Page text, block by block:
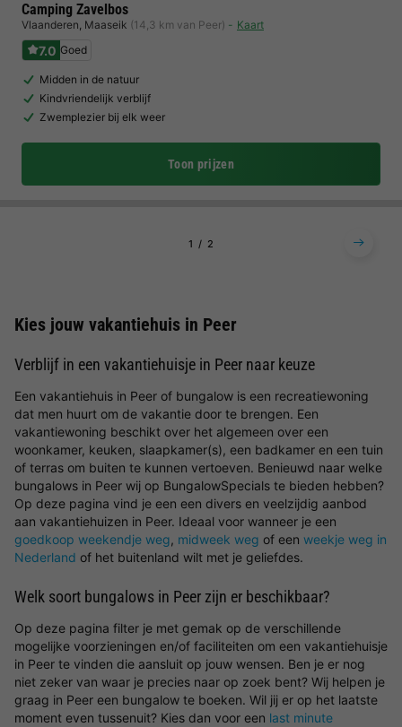
Camping Zavelbos
Vlaanderen, Maaseik (14,3 km van Peer) Kaart
7.0 Goed
Midden in de natuur
Kindvriendelijk verblijf
Zwemplezier bij elk weer
Toon prijzen
1 2
Kies jouw vakantiehuis in Peer
Verblijf in een vakantiehuisje in Peer naar keuze
Een vakantiehuis in Peer of bungalow is een recreatiewoning
dat men huurt om de vakantie door te brengen. Een
vakantiewoning beschikt over het algemeen over een
woonkamer, keuken, slaapkamer(s), een badkamer en een tuin
of terras om buiten te kunnen vertoeven. Benieuwd naar welke
bungalows in Peer wij op BungalowSpecials te bieden hebben?
Op deze pagina vind je een een divers en veelzijdig aanbod
aan vakantiehuizen in Peer. Ideaal voor wanneer je een
goedkoop weekendje weg, midweek weg of een weekje weg in
Nederland of het buitenland wilt met je geliefdes.
Welk soort bungalows in Peer zijn er beschikbaar?
Op deze pagina filter je met gemak op de verschillende
mogelijke voorzieningen en/of faciliteiten om een vakantiehuisje
in Peer te vinden die aansluit op jouw wensen. Ben je er nog
niet zeker van waar je precies naar op zoek bent? Wij helpen je
graag in Peer een bungalow te boeken. Wil jij er op het laatste
moment even tussenuit? Kies dan voor een last minute